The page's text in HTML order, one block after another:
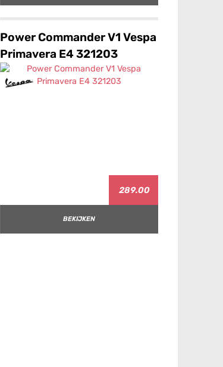
Power Commander V1 Vespa
Primavera E4 321203
289.00
BEKIJKEN